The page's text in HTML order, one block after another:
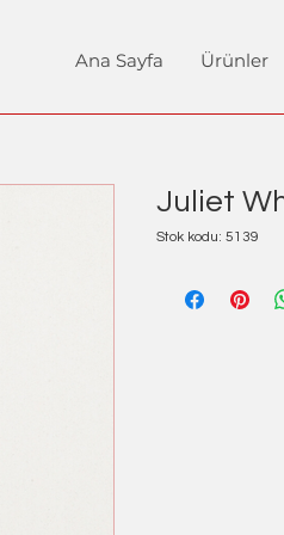
Ana Sayfa Ürünler
Juliet
Stok kodu: 5139